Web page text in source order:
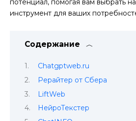
потенциал, помогая вам выбрать
инструмент для ваших
Содержание
Chatgptweb.ru
Рерайтер от Сбера
LiftWeb
НейроТекстер